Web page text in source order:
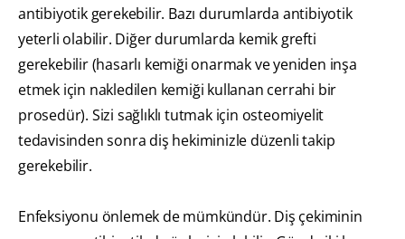
antibiyotik gerekebilir. Bazı durumlarda antibiyotik
yeterli olabilir. Diğer durumlarda kemik grefti
gerekebilir (hasarlı kemiği onarmak ve yeniden inşa
etmek için nakledilen kemiği kullanan cerrahi bir
prosedür). Sizi sağlıklı tutmak için osteomiyelit
tedavisinden sonra diş hekiminizle düzenli takip
gerekebilir.
Enfeksiyonu önlemek de mümkündür. Diş çekiminin